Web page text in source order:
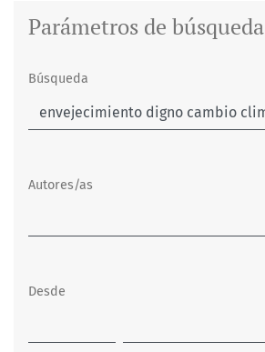
Parámetros de búsqueda
Búsqueda
Autores/as
Desde